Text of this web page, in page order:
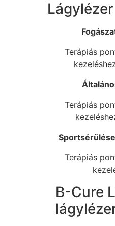
B-Cure